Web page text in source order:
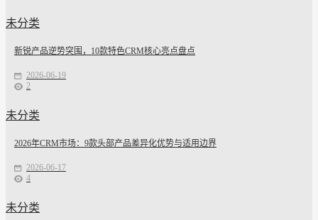
未分类
新锐产品逆势突围，10款特色CRM核心亮点盘点
2026-06-19
2
未分类
2026年CRM市场：9款头部产品差异化优势与适用边界
2026-06-17
4
未分类